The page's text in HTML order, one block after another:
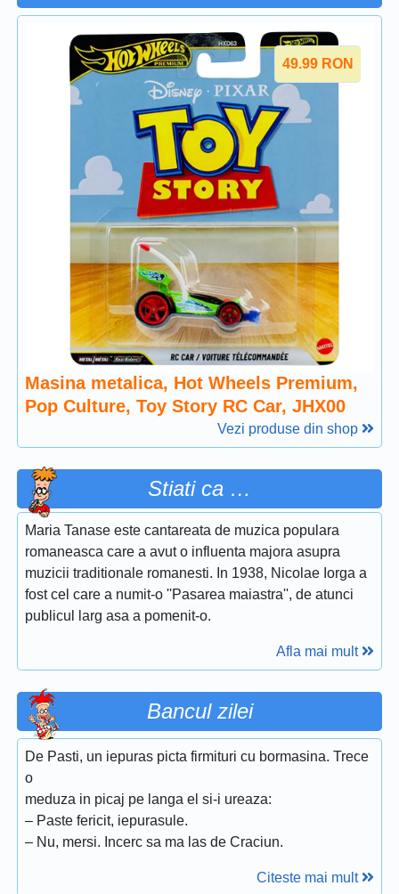
49.99 RON
Masina metalica, Hot Wheels Premium,
Pop Culture, Toy Story RC Car, JHX00
Vezi produse din shop
Stiati ca …
Maria Tanase este cantareata de muzica populara
romaneasca care a avut o influenta majora asupra
muzicii traditionale romanesti. In 1938, Nicolae Iorga a
fost cel care a numit-o ''Pasarea maiastra'', de atunci
publicul larg asa a pomenit-o.
Afla mai mult
Bancul zilei
De Pasti, un iepuras picta firmituri cu bormasina. Trece
o
meduza in picaj pe langa el si-i ureaza:
– Paste fericit, iepurasule.
– Nu, mersi. Incerc sa ma las de Craciun.
Citeste mai mult